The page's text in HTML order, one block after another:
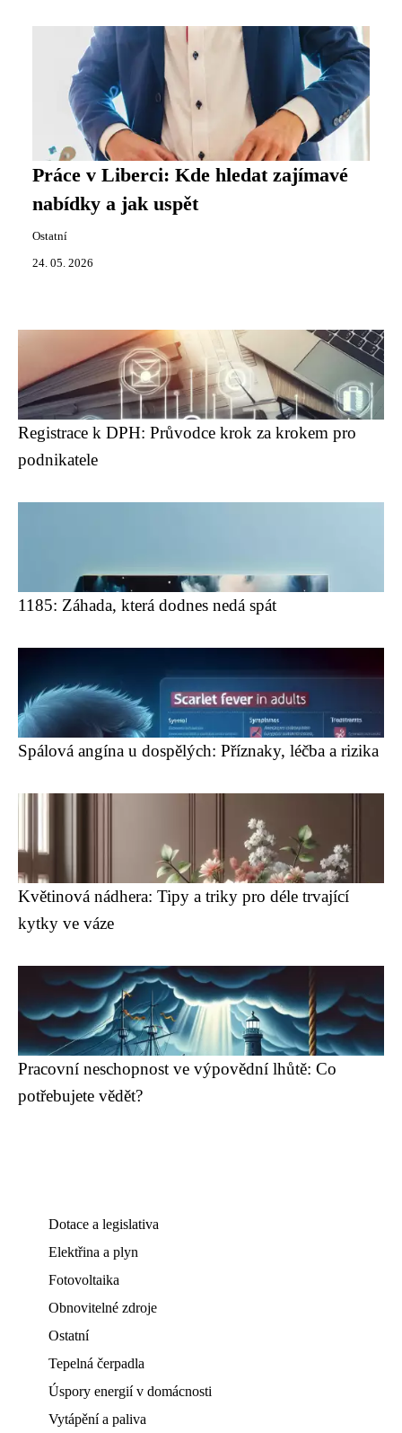
Práce v Liberci: Kde hledat zajímavé
nabídky a jak uspět
Ostatní
24. 05. 2026
Registrace k DPH: Průvodce krok za krokem pro
podnikatele
1185: Záhada, která dodnes nedá spát
Spálová angína u dospělých: Příznaky, léčba a rizika
Květinová nádhera: Tipy a triky pro déle trvající
kytky ve váze
Pracovní neschopnost ve výpovědní lhůtě: Co
potřebujete vědět?
Dotace a legislativa
Elektřina a plyn
Fotovoltaika
Obnovitelné zdroje
Ostatní
Tepelná čerpadla
Úspory energií v domácnosti
Vytápění a paliva